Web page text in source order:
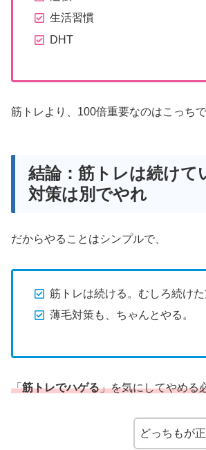
生活習慣
DHT
筋トレより、100倍重要なのはこっちで
結論：筋トレは続けて
対策は別でやれ
だからやることはシンプルで、
筋トレは続ける。むしろ続けた
薄毛対策も、ちゃんとやる。
「筋トレでハゲる」を気にしてやめる
どっちもが正